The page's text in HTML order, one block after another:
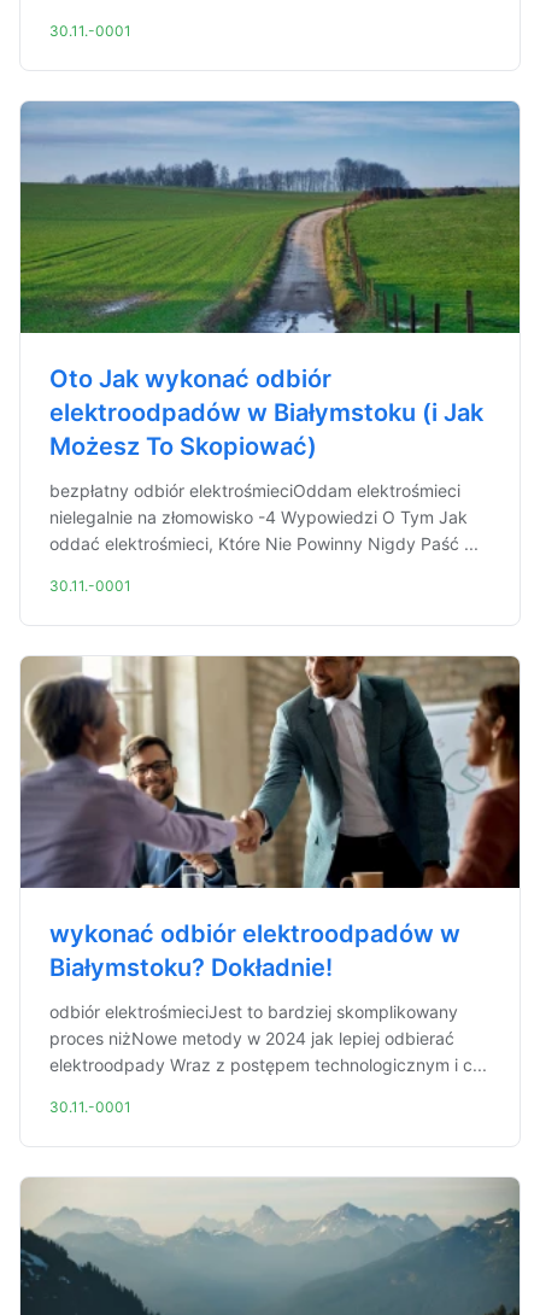
30.11.-0001
Oto Jak wykonać odbiór
elektroodpadów w Białymstoku (i Jak
Możesz To Skopiować)
bezpłatny odbiór elektrośmieciOddam elektrośmieci
nielegalnie na złomowisko -4 Wypowiedzi O Tym Jak
oddać elektrośmieci, Które Nie Powinny Nigdy Paść ...
30.11.-0001
wykonać odbiór elektroodpadów w
Białymstoku? Dokładnie!
odbiór elektrośmieciJest to bardziej skomplikowany
proces niżNowe metody w 2024 jak lepiej odbierać
elektroodpady Wraz z postępem technologicznym i c...
30.11.-0001